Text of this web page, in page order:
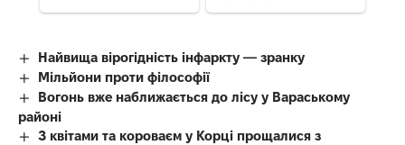
Найвища вірогідність інфаркту — зранку
Мільйони проти філософії
Вогонь вже наближається до лісу у Вараському
районі
З квітами та короваєм у Корці прощалися з